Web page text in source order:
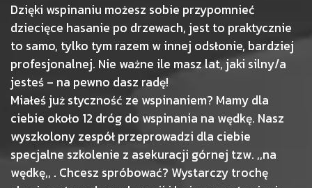
Dzięki wspinaniu możesz sobie przypomnieć
dziecięce hasanie po drzewach, jest to praktycznie
to samo, tylko tym razem w innej odsłonie, bardziej
profesjonalnej. Nie ważne ile masz lat, jaki silny/a
jesteś – na pewno dasz radę!
Miałeś już styczność ze wspinaniem? Mamy dla
ciebie około 12 dróg do wspinania na wędkę. Nasz
wyszkolony zespół przeprowadzi dla ciebie
specjalne szkolenie z asekuracji górnej tzw. ,,na
wędkę,, . Chcesz spróbować? Wystarczy trochę